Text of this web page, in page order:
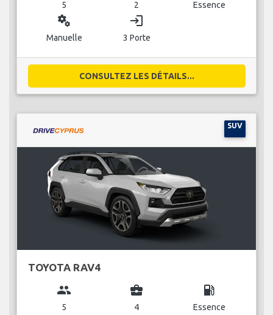
5 2 Essence
miscellaneous_services
Manuelle
login
3 Porte
CONSULTEZ LES DÉTAILS...
SUV
TOYOTA RAV4
group
5
business_center
4
local_gas_station
Essence